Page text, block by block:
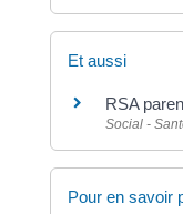
Et aussi
RSA
Social -
Pour en savoir